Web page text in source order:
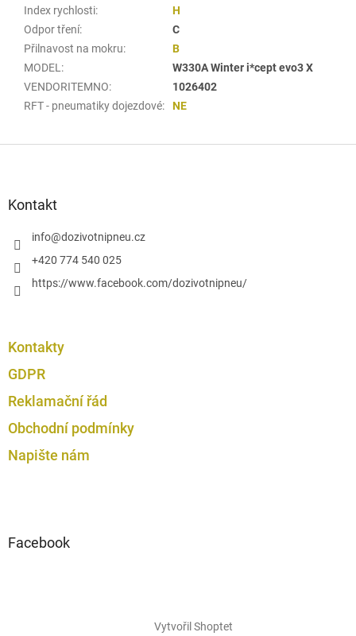
Index rychlosti:
H
Odpor tření:
C
Přilnavost na mokru:
B
MODEL :
W330A Winter i*cept evo3 X
VENDORITEMNO:
1026402
RFT - pneumatiky dojezdové: NE
Kontakt
info@dozivotnipneu.cz
+420 774 540 025
https://www.facebook.com/dozivotnipneu/
Kontakty
GDPR
Reklamační řád
Obchodní podmínky
Napište nám
Facebook
Vytvořil Shoptet